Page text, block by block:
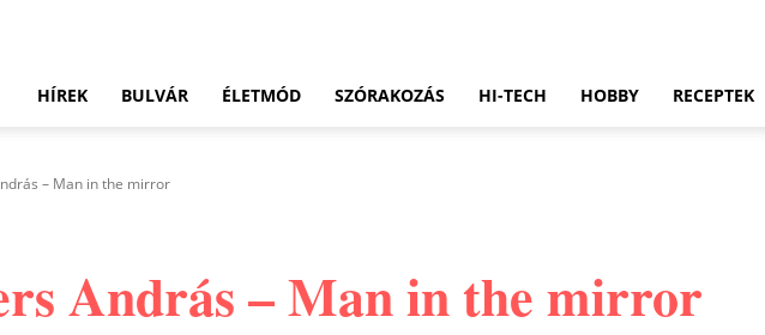
HÍREK BULVÁR ÉLETMÓD SZÓRAKOZÁS HI-TECH HOBBY RECEPTEK
– Man in the mirror
András – Man in the mirror